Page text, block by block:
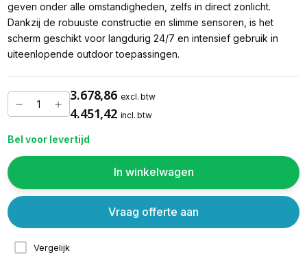
geven onder alle omstandigheden, zelfs in direct zonlicht.
Dankzij de robuuste constructie en slimme sensoren, is het
scherm geschikt voor langdurig 24/7 en intensief gebruik in
uiteenlopende outdoor toepassingen.
3.678,86 excl. btw
4.451,42 incl. btw
Bel voor levertijd
In winkelwagen
Vergelijk
Vraag offerte aan